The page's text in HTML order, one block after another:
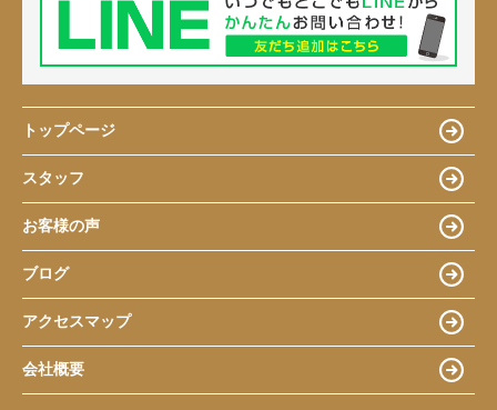
トップページ
スタッフ
お客様の声
ブログ
アクセスマップ
会社概要